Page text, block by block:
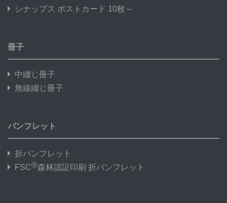
シナップス ポストカード 10枚～
冊子
中綴じ冊子
無線綴じ冊子
パンフレット
折パンフレット
FSC®森林認証印刷 折パンフレット